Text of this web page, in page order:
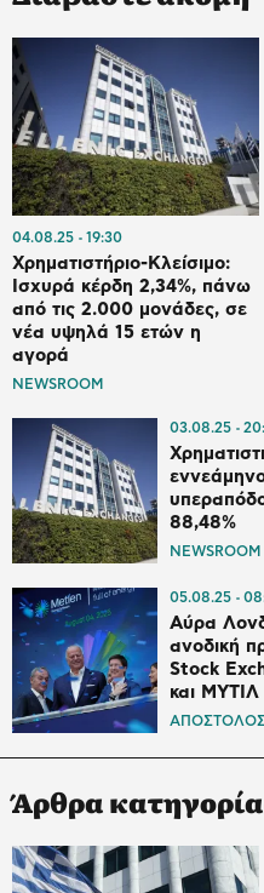
04.08.25 19:30
Χρηματιστήριο-Κλείσιμο:
Ισχυρά κέρδη 2,34%, πάνω
από τις 2.000 μονάδες, σε
νέα υψηλά 15 ετών η
αγορά
NEWSROOM
03.08.25
88,48%
NEWSROOM
05.08.25
Αύρα
ανοδική
Stock
και ΜΥΤΙΛ
Άρθρα